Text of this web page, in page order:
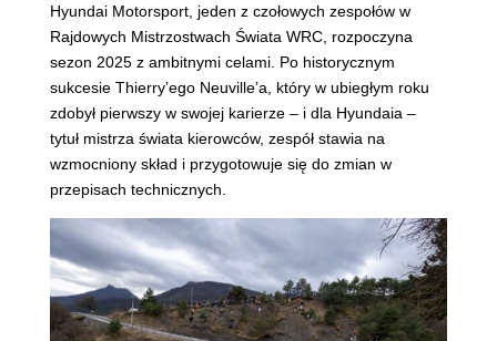
Hyundai Motorsport, jeden z czołowych zespołów w
Rajdowych Mistrzostwach Świata WRC, rozpoczyna
sezon 2025 z ambitnymi celami. Po historycznym
sukcesie Thierry’ego Neuville’a, który w ubiegłym roku
zdobył pierwszy w swojej karierze – i dla Hyundaia –
tytuł mistrza świata kierowców, zespół stawia na
wzmocniony skład i przygotowuje się do zmian w
przepisach technicznych.